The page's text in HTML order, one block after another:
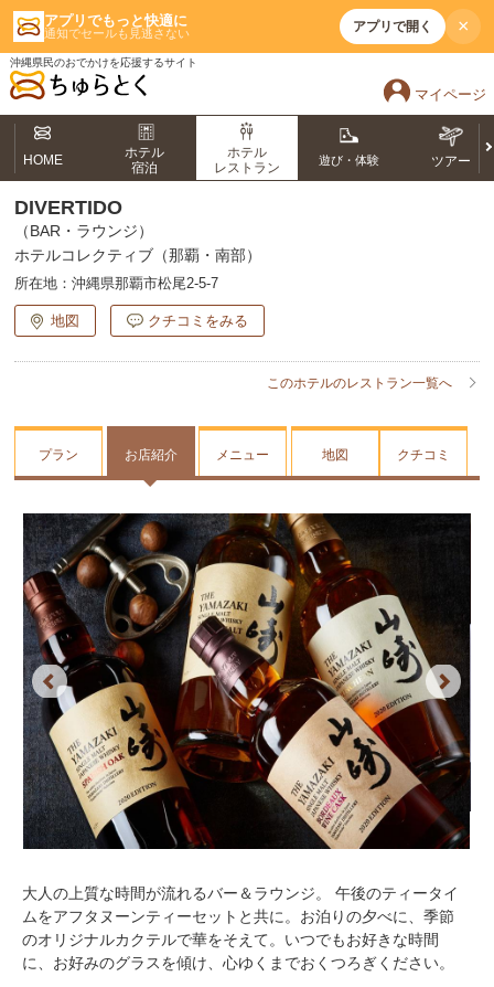
アプリでもっと快適に
通知でセールも見逃さない アプリで開く ×
沖縄県民のおでかけを応援するサイト
マイページ
HOME
ホテル
宿泊
ホテル
レストラン
遊び・体験 ツアー
DIVERTIDO
（BAR・ラウンジ）
ホテルコレクティブ（那覇・南部）
所在地： 沖縄県那覇市松尾2-5-7
地図 クチコミをみる
このホテルのレストラン一覧へ
プラン お店紹介 メニュー 地図 クチコミ
Previous Next
大人の上質な時間が流れるバー＆ラウンジ。 午後のティータイ
ムをアフタヌーンティーセットと共に。お泊りの夕べに、季節
のオリジナルカクテルで華をそえて。いつでもお好きな時間
に、お好みのグラスを傾け、心ゆくまでおくつろぎください。